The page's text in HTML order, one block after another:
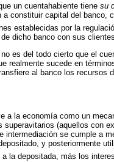
un cuentahabiente tiene su
a constituir capital del banco,
establecidas por la
dicho banco con sus clientes.
es del todo cierto que el
realmente sucede en
al banco los recursos
a la economía como un
superavitarios (aquellos con
intermediación se cumple a
y posteriormente
la depositada, más los